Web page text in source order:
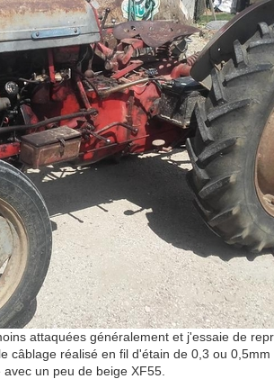
attaquées généralement et j'essaie de
câblage réalisé en fil d'étain de 0,3 ou 0,5mm
un peu de beige XF55.